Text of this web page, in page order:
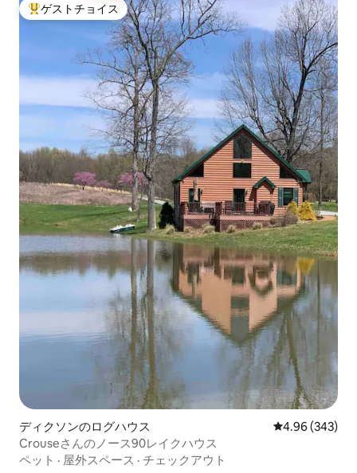
大好評のゲストチョイスです。
ゲストチョイス
ディクソンのログハウス レビュー343
4.96 (343)
Crouseさんのノース90レイクハウス
ペット · 屋外スペース · チェックアウト